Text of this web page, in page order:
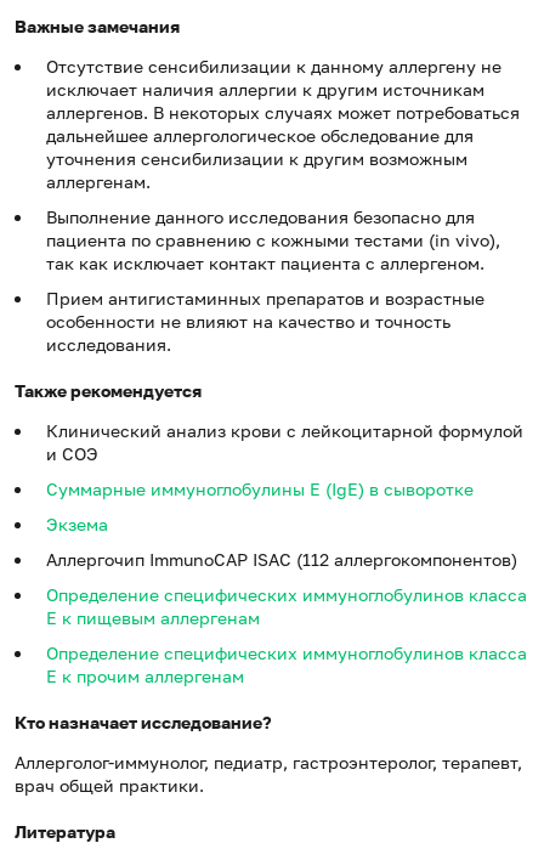
Важные замечания
Отсутствие сенсибилизации к данному аллергену не
исключает наличия аллергии к другим источникам
аллергенов. В некоторых случаях может потребоваться
дальнейшее аллергологическое обследование для
уточнения сенсибилизации к другим возможным
аллергенам.
Выполнение данного исследования безопасно для
пациента по сравнению с кожными тестами (in vivo),
так как исключает контакт пациента с аллергеном.
Прием антигистаминных препаратов и возрастные
особенности не влияют на качество и точность
исследования.
Также рекомендуется
Клинический анализ крови с лейкоцитарной формулой
и СОЭ
Суммарные иммуноглобулины E (IgE) в сыворотке
Экзема
Аллергочип ImmunoCAP ISAC (112 аллергокомпонентов)
Определение специфических иммуноглобулинов класса
E к пищевым аллергенам
Определение специфических иммуноглобулинов класса
E к прочим аллергенам
Кто назначает исследование?
Аллерголог-иммунолог, педиатр, гастроэнтеролог, терапевт,
врач общей практики.
Литература